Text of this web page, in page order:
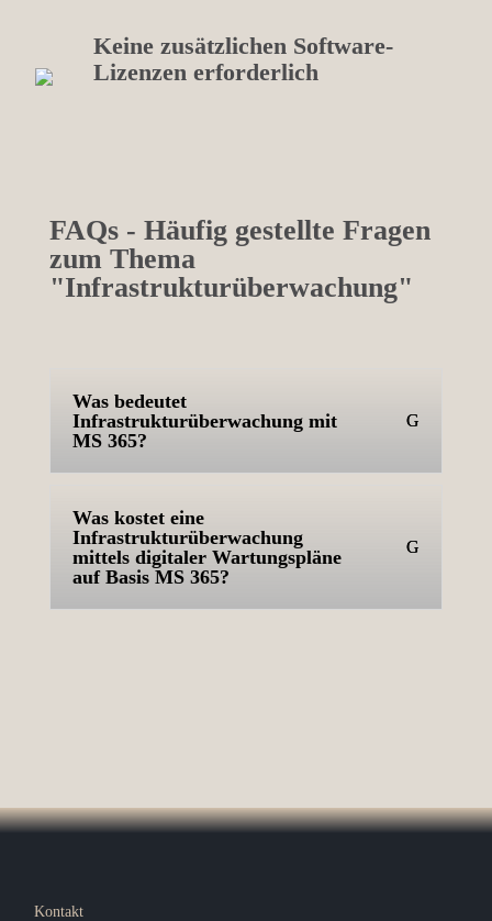
Keine zusätzlichen Software-
Lizenzen erforderlich
FAQs - Häufig gestellte Fragen
zum Thema
"Infrastrukturüberwachung"
Was bedeutet
Infrastrukturüberwachung mit
MS 365?
Was kostet eine
Infrastrukturüberwachung
mittels digitaler Wartungspläne
auf Basis MS 365?
Kontakt